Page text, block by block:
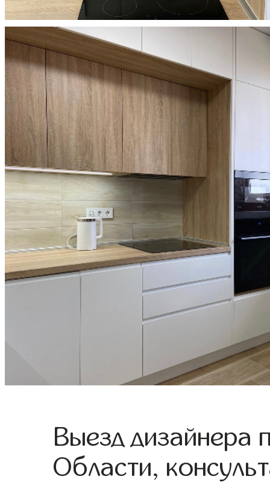
Выезд дизайнера
Области,